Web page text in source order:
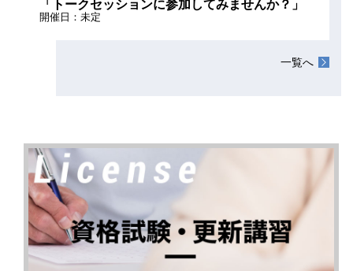
「トークセッションに参加してみませんか？」
開催日：未定
一覧へ